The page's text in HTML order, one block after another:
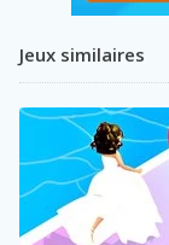
Jeux similaires